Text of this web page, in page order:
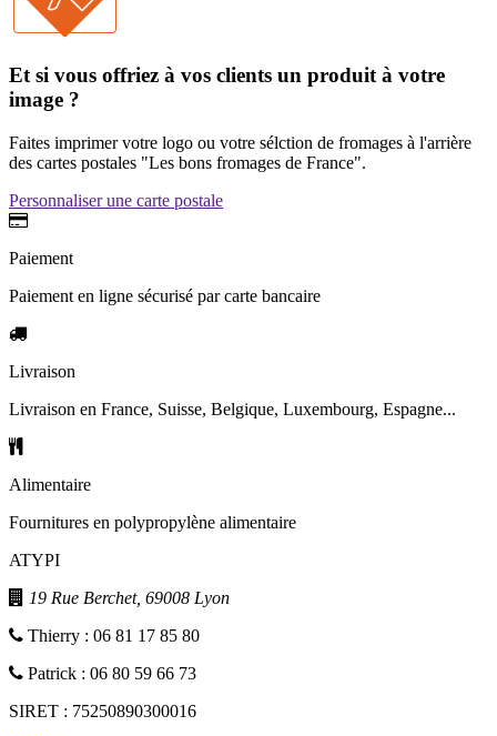
Et si vous offriez à vos clients un produit à votre
image ?
Faites imprimer votre logo ou votre sélction de fromages à l'arrière
des cartes postales "Les bons fromages de France".
Personnaliser une carte postale
Paiement
Paiement en ligne sécurisé par carte bancaire
Livraison
Livraison en France, Suisse, Belgique, Luxembourg, Espagne...
Alimentaire
Fournitures en polypropylène alimentaire
ATYPI
19 Rue Berchet, 69008 Lyon
Thierry : 06 81 17 85 80
Patrick : 06 80 59 66 73
SIRET : 75250890300016